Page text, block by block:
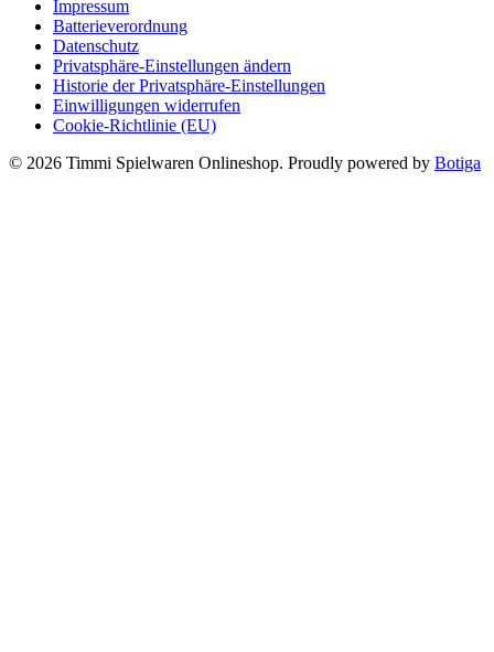
Impressum
Batterieverordnung
Datenschutz
Privatsphäre-Einstellungen ändern
Historie der Privatsphäre-Einstellungen
Einwilligungen widerrufen
Cookie-Richtlinie (EU)
© 2026 Timmi Spielwaren Onlineshop. Proudly powered by Botiga